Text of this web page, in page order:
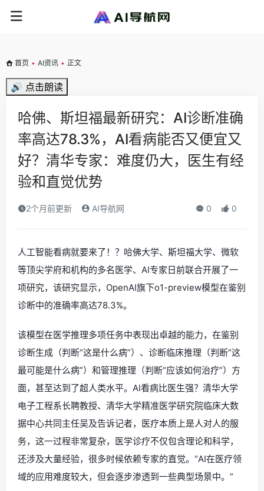
首页 • AI资讯 • 正文
🔊 点击朗读
哈佛、斯坦福最新研究：AI诊断准确
率高达78.3%，AI看病能否又便宜又
好？清华专家：难度仍大，医生有经
验和直觉优势
2个月前更新 AI导航网 0 0
人工智能看病就要来了！？哈佛大学、斯坦福大学、微软
等顶尖学府和机构的多名医学、AI专家日前联合开展了一
项研究，该研究显示，OpenAI旗下o1-preview模型在鉴别
诊断中的准确率高达78.3%。
该模型在医学推理多项任务中表现出卓越的能力，在鉴别
诊断生成（判断“这是什么病”）、诊断临床推理（判断“这
最可能是什么病”）和管理推理（判断“应该如何治疗”）方
面，甚至达到了超人类水平。AI看病比医生强？清华大学
电子工程系长聘教授、清华大学精准医学研究院临床大数
据中心共同主任吴及告诉记者，医疗本质上是人对人的服
务，这一过程非常复杂，医学诊疗不仅包含理论和科学，
还涉及大量经验，很多时候依赖专家的直觉。“AI在医疗领
域的应用难度较大，但会逐步渗透到一些典型场景中。”